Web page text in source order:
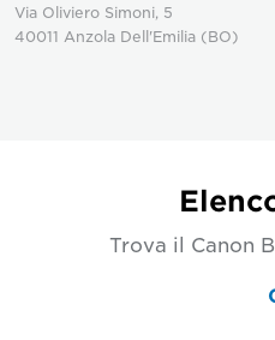
Via Oliviero Simoni, 5
40011 Anzola Dell'Emilia (BO)
Trova il Canon